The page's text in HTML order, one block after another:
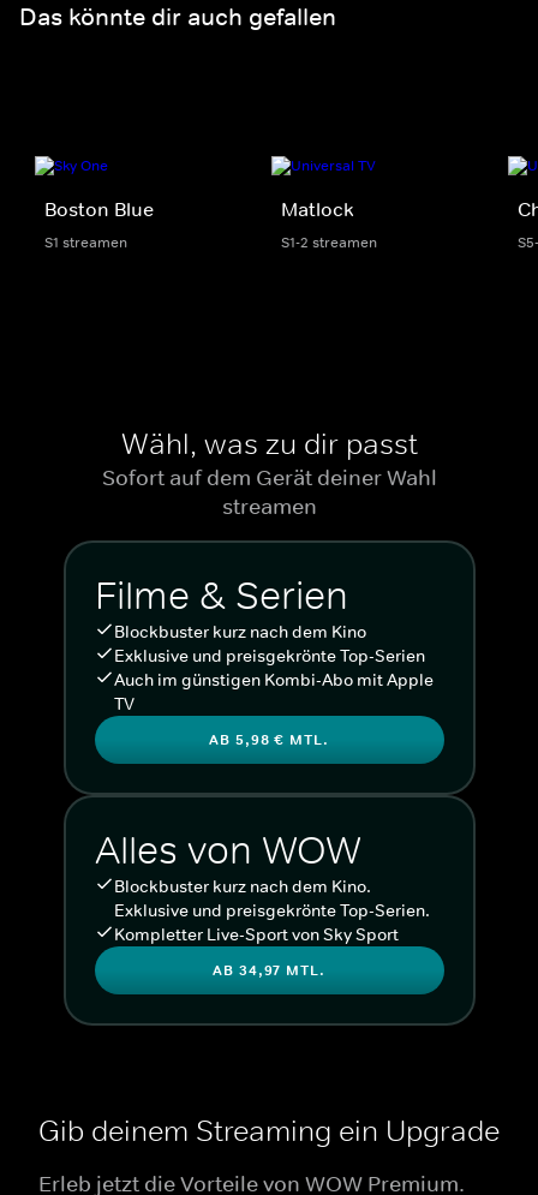
Das könnte dir auch gefallen
Boston Blue
S1 streamen
Matlock
S1-2 streamen
Wähl, was zu dir passt
Sofort auf dem Gerät deiner Wahl
streamen
Filme & Serien
Blockbuster kurz nach dem Kino
Exklusive und preisgekrönte Top-Serien
Auch im günstigen Kombi-Abo mit Apple
TV
AB 5,98 € MTL.
Alles von WOW
Blockbuster kurz nach dem Kino.
Exklusive und preisgekrönte Top-Serien.
Kompletter Live-Sport von Sky Sport
AB 34,97 MTL.
Gib deinem Streaming ein Upgrade
Erleb jetzt die Vorteile von WOW Premium.